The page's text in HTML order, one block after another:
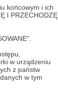
końcowym i ich
I PRZECHODZĘ
w urządzeniu
z państw
w tym